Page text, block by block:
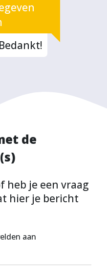
Bedankt!
de
heb je een vraag
hier je bericht
aan